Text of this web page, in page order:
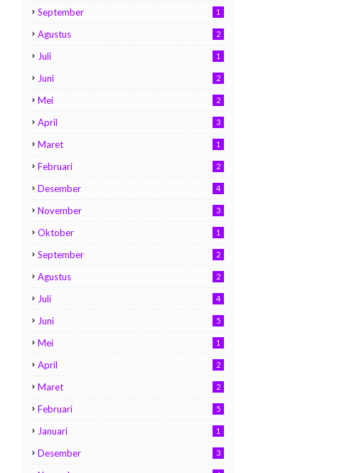
September 1
Agustus 2
Juli 1
Juni 2
Mei 2
April 3
Maret 1
Februari 2
Desember 4
November 3
Oktober 1
September 2
Agustus 2
Juli 4
Juni 5
Mei 1
April 2
Maret 2
Februari 5
Januari 1
Desember 3